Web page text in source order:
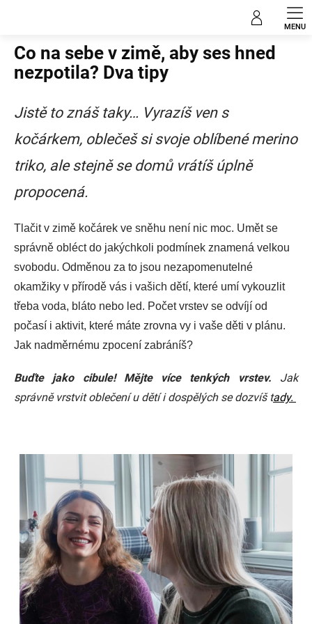
Co na sebe v zimě, aby ses hned
nezpotila? Dva tipy
Jistě to znáš taky… Vyrazíš ven s
kočárkem, oblečeš si svoje oblíbené merino
triko, ale stejně se domů vrátíš úplně
propocená.
Tlačit v zimě kočárek ve sněhu není nic moc. Umět se
správně obléct do jakýchkoli podmínek znamená velkou
svobodu. Odměnou za to jsou nezapomenutelné
okamžiky v přírodě vás i vašich dětí, které umí vykouzlit
třeba voda, bláto nebo led. Počet vrstev se odvíjí od
počasí i aktivit, které máte zrovna vy i vaše děti v plánu.
Jak nadměrnému zpocení zabráníš?
Buďte jako cibule! Mějte více tenkých vrstev. Jak
správně vrstvit oblečení u dětí i dospělých se dozvíš tady.